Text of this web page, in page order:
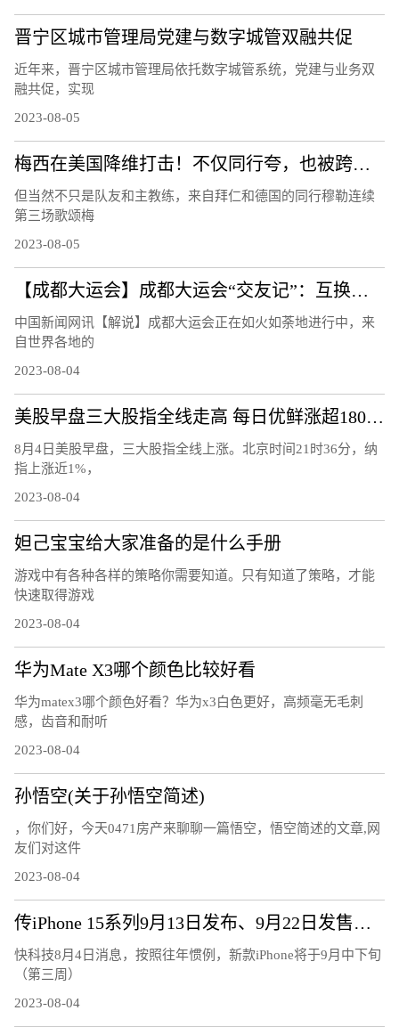
晋宁区城市管理局党建与数字城管双融共促
近年来，晋宁区城市管理局依托数字城管系统，党建与业务双
融共促，实现
2023-08-05
梅西在美国降维打击！不仅同行夸，也被跨界名人们歌颂！
但当然不只是队友和主教练，来自拜仁和德国的同行穆勒连续
第三场歌颂梅
2023-08-05
【成都大运会】成都大运会“交友记”：互换徽章成潮流
中国新闻网讯【解说】成都大运会正在如火如荼地进行中，来
自世界各地的
2023-08-04
美股早盘三大股指全线走高 每日优鲜涨超180%触发熔断
8月4日美股早盘，三大股指全线上涨。北京时间21时36分，纳
指上涨近1%，
2023-08-04
妲己宝宝给大家准备的是什么手册
游戏中有各种各样的策略你需要知道。只有知道了策略，才能
快速取得游戏
2023-08-04
华为Mate X3哪个颜色比较好看
华为matex3哪个颜色好看？华为x3白色更好，高频毫无毛刺
感，齿音和耐听
2023-08-04
孙悟空(关于孙悟空简述)
，你们好，今天0471房产来聊聊一篇悟空，悟空简述的文章,网
友们对这件
2023-08-04
传iPhone 15系列9月13日发布、9月22日发售：7大升级、或售5999元起
快科技8月4日消息，按照往年惯例，新款iPhone将于9月中下旬
（第三周）
2023-08-04